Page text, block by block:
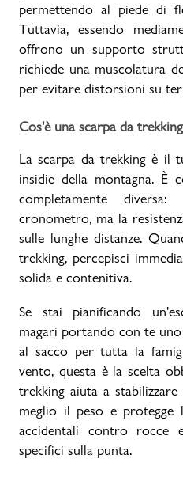
permettendo al piede di
Tuttavia, essendo
offrono un supporto
richiede una muscolatura
per evitare distorsioni su
Cos'è una scarpa da
La scarpa da trekking è il
insidie della montagna. È
completamente
cronometro, ma la
sulle lunghe distanze.
trekking, percepisci
solida e contenitiva.
Se stai pianificando
magari portando con te
al sacco per tutta la
vento, questa è la scelta
trekking aiuta a
meglio il peso e
accidentali contro rocce
specifici sulla punta.